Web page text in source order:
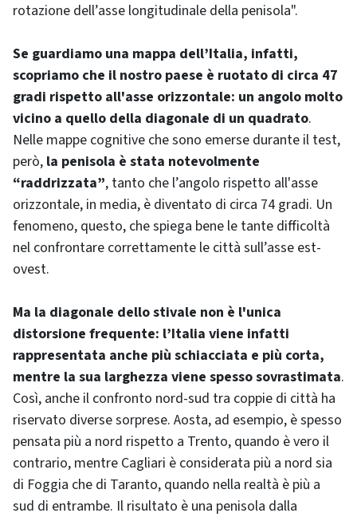
rotazione dell’asse longitudinale della penisola".
Se guardiamo una mappa dell’Italia, infatti,
scopriamo che il nostro paese è ruotato di circa 47
gradi rispetto all'asse orizzontale: un angolo molto
vicino a quello della diagonale di un quadrato.
Nelle mappe cognitive che sono emerse durante il test,
però, la penisola è stata notevolmente
“raddrizzata”, tanto che l’angolo rispetto all'asse
orizzontale, in media, è diventato di circa 74 gradi. Un
fenomeno, questo, che spiega bene le tante difficoltà
nel confrontare correttamente le città sull’asse est-
ovest.
Ma la diagonale dello stivale non è l'unica
distorsione frequente: l’Italia viene infatti
rappresentata anche più schiacciata e più corta,
mentre la sua larghezza viene spesso sovrastimata.
Così, anche il confronto nord-sud tra coppie di città ha
riservato diverse sorprese. Aosta, ad esempio, è spesso
pensata più a nord rispetto a Trento, quando è vero il
contrario, mentre Cagliari è considerata più a nord sia
di Foggia che di Taranto, quando nella realtà è più a
sud di entrambe. Il risultato è una penisola dalla